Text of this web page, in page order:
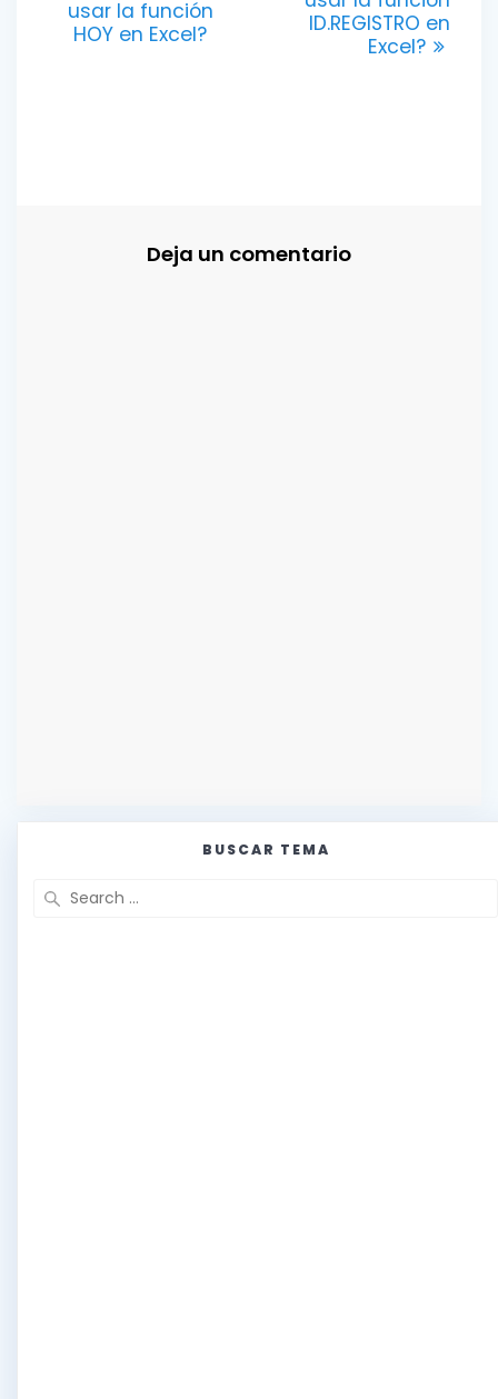
anterior:
usar la función
HOY en Excel?
ID.REGISTRO en
Excel?
Deja un comentario
BUSCAR TEMA